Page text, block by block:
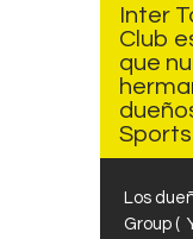
Inter
Club
que
Los
Group (